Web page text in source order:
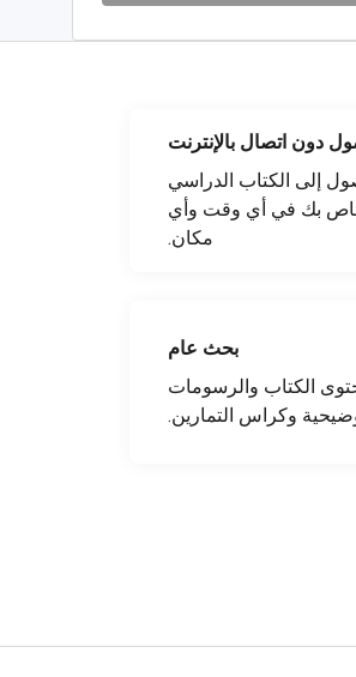
دون اتصال بالإنترنت
إلى الكتاب الدراسي
بك في أي وقت وأي
مكان.
بحث عام
الكتاب والرسومات
وكراس التمارين.